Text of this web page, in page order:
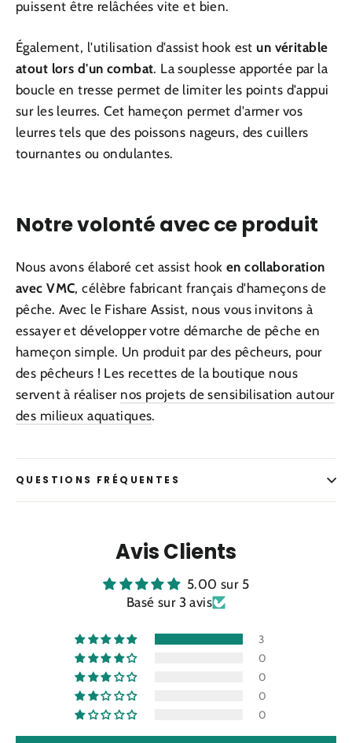
puissent être relâchées vite et bien.
Également, l'utilisation d'assist hook est un véritable
atout lors d'un combat. La souplesse apportée par la
boucle en tresse permet de limiter les points d'appui
sur les leurres. Cet hameçon permet d'armer vos
leurres tels que des poissons nageurs, des cuillers
tournantes ou ondulantes.
Notre volonté avec ce produit
Nous avons élaboré cet assist hook en collaboration
avec VMC, célèbre fabricant français d'hameçons de
pêche. Avec le Fishare Assist, nous vous invitons à
essayer et développer votre démarche de pêche en
hameçon simple. Un produit par des pêcheurs, pour
des pêcheurs ! Les recettes de la boutique nous
servent à réaliser nos projets de sensibilisation autour
des milieux aquatiques.
QUESTIONS FRÉQUENTES
Avis Clients
5.00 sur 5
Basé sur 3 avis
3
0
0
0
0